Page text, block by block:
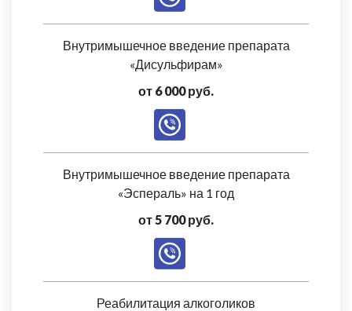
Внутримышечное введение препарата
«Дисульфирам»
от 6 000 руб.
Внутримышечное введение препарата
«Эспераль» на 1 год
от 5 700 руб.
Реабилитация алкоголиков